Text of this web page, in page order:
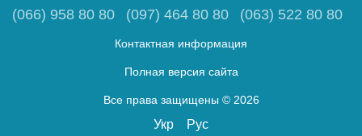
(066) 958 80 80 (097) 464 80 80 (063) 522 80 80
Контактная информация
Полная версия сайта
Все права защищены © 2026
Укр Рус